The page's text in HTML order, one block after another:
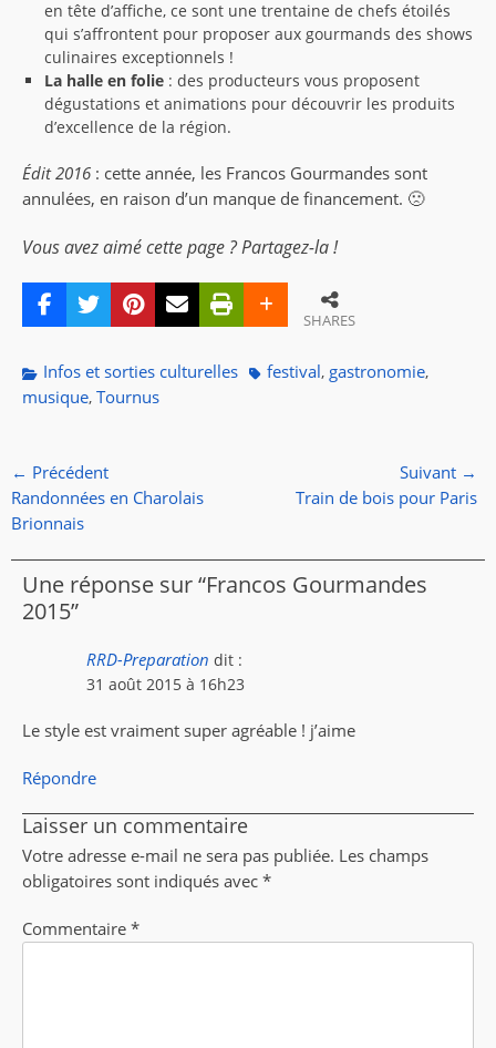
en tête d’affiche, ce sont une trentaine de chefs étoilés
qui s’affrontent pour proposer aux gourmands des shows
culinaires exceptionnels !
La halle en folie : des producteurs vous proposent
dégustations et animations pour découvrir les produits
d’excellence de la région.
Édit 2016 : cette année, les Francos Gourmandes sont
annulées, en raison d’un manque de financement. 🙁
Vous avez aimé cette page ? Partagez-la !
SHARES
Categories
Infos et sorties culturelles Tagsfestival, gastronomie,
musique, Tournus
Navigation
de
l’article
← Précédent
Article
précédent :
Randonnées en Charolais
Brionnais
Suivant →
Train de bois pour Paris
Une réponse sur “Francos Gourmandes
2015”
RRD-Preparation dit :
31 août 2015 à 16h23
Le style est vraiment super agréable ! j’aime
Répondre
Laisser un commentaire
Votre adresse e-mail ne sera pas publiée. Les champs
obligatoires sont indiqués avec*
Commentaire*